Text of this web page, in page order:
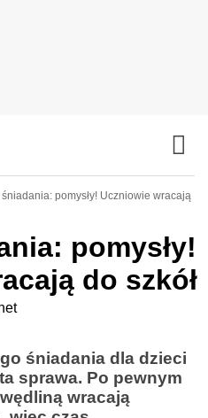
śniadania: pomysły! Uczniowie wracają
pomysły!
do szkół
śniadania dla dzieci
sprawa. Po pewnym
wracają